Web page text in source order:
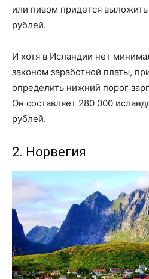
или пивом придется
рублей.
И хотя в Исландии нет
законом заработной платы,
определить нижний порог
Он составляет 280 000
рублей.
2. Норвегия